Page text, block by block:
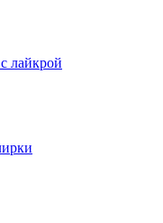
лайкрой